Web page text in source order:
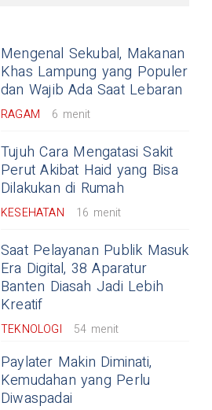
Mengenal Sekubal, Makanan
Khas Lampung yang Populer
dan Wajib Ada Saat Lebaran
RAGAM 6 menit
Tujuh Cara Mengatasi Sakit
Perut Akibat Haid yang Bisa
Dilakukan di Rumah
KESEHATAN 16 menit
Saat Pelayanan Publik Masuk
Era Digital, 38 Aparatur
Banten Diasah Jadi Lebih
Kreatif
TEKNOLOGI 54 menit
Paylater Makin Diminati,
Kemudahan yang Perlu
Diwaspadai